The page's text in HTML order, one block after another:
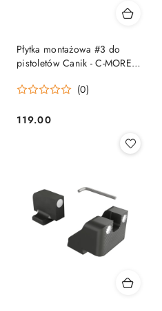
Płytka montażowa #3 do
pistoletów Canik - C-MORE
(0)
Cena:
119.00